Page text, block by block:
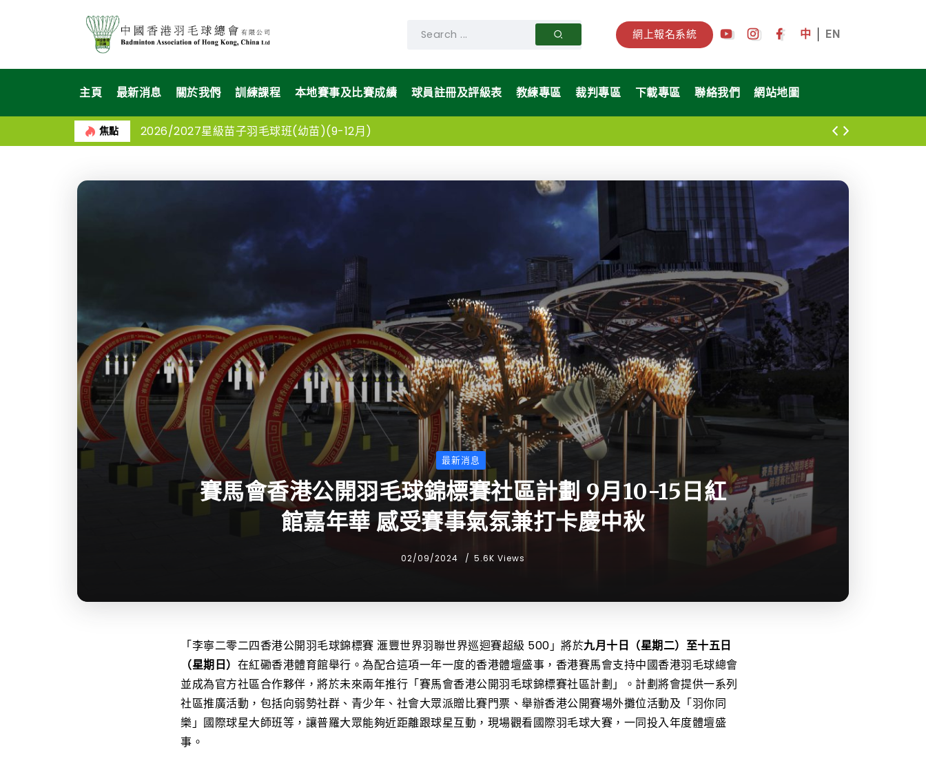
網上報名系統 中 EN
主頁 最新消息 關於我們 訓練課程 本地賽事及比賽成績 球員註冊及評級表 教練專區 裁判專區 下載專區 聯絡我們 網站地圖
焦點 2026/2027星級苗子羽毛球班(幼苗)(9-12月)
最新消息
賽馬會香港公開羽毛球錦標賽社區計劃 9月10-15日紅
館嘉年華 感受賽事氣氛兼打卡慶中秋
02/09/2024 5.6K Views
「李寧二零二四香港公開羽毛球錦標賽 滙豐世界羽聯世界巡迴賽超級 500」將於九月十日（星期二）至十五日
（星期日） 在紅磡香港體育館舉行。為配合這項一年一度的香港體壇盛事，香港賽馬會支持中國香港羽毛球總會
並成為官方社區合作夥伴，將於未來兩年推行「賽馬會香港公開羽毛球錦標賽社區計劃」。計劃將會提供一系列
社區推廣活動，包括向弱勢社群、青少年、社會大眾派贈比賽門票、舉辦香港公開賽場外攤位活動及「羽你同
樂」國際球星大師班等，讓普羅大眾能夠近距離跟球星互動，現場觀看國際羽毛球大賽，一同投入年度體壇盛
事。